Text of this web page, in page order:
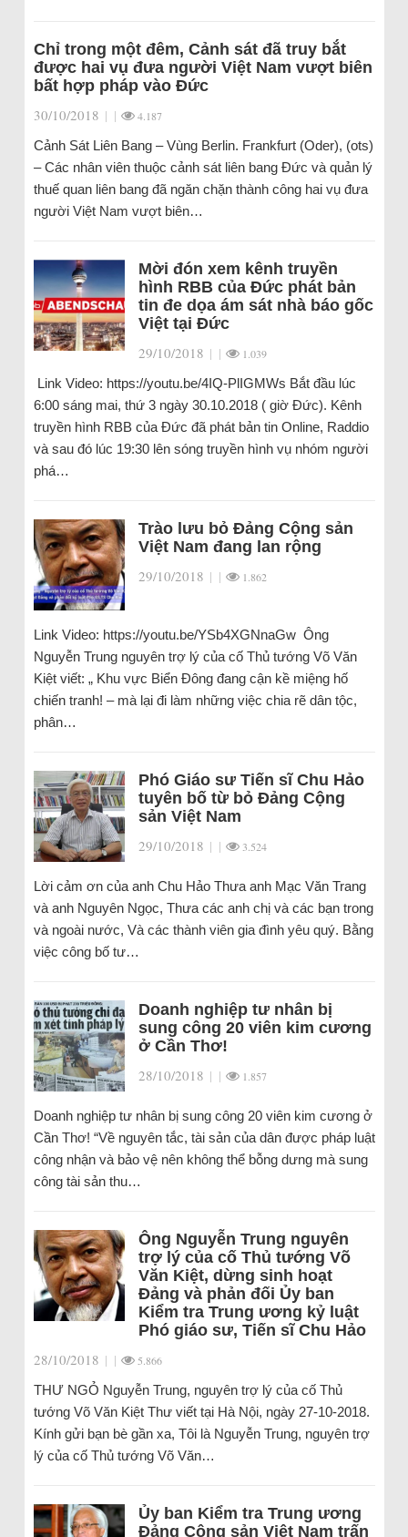
Chỉ trong một đêm, Cảnh sát đã truy bắt
được hai vụ đưa người Việt Nam vượt biên
bất hợp pháp vào Đức
30/10/2018 | | 4.187
Cảnh Sát Liên Bang – Vùng Berlin. Frankfurt (Oder), (ots)
– Các nhân viên thuộc cảnh sát liên bang Đức và quản lý
thuế quan liên bang đã ngăn chặn thành công hai vụ đưa
người Việt Nam vượt biên…
Mời đón xem kênh truyền
hình RBB của Đức phát bản
tin đe dọa ám sát nhà báo gốc
Việt tại Đức
29/10/2018 | | 1.039
Link Video: https://youtu.be/4IQ-PlIGMWs Bắt đầu lúc
6:00 sáng mai, thứ 3 ngày 30.10.2018 ( giờ Đức). Kênh
truyền hình RBB của Đức đã phát bản tin Online, Raddio
và sau đó lúc 19:30 lên sóng truyền hình vụ nhóm người
phá…
Trào lưu bỏ Đảng Cộng sản
Việt Nam đang lan rộng
29/10/2018 | | 1.862
Link Video: https://youtu.be/YSb4XGNnaGw Ông
Nguyễn Trung nguyên trợ lý của cố Thủ tướng Võ Văn
Kiệt viết: „ Khu vực Biển Đông đang cận kề miệng hố
chiến tranh! – mà lại đi làm những việc chia rẽ dân tộc,
phân…
Phó Giáo sư Tiến sĩ Chu Hảo
tuyên bố từ bỏ Đảng Cộng
sản Việt Nam
29/10/2018 | | 3.524
Lời cảm ơn của anh Chu Hảo Thưa anh Mạc Văn Trang
và anh Nguyên Ngọc, Thưa các anh chị và các bạn trong
và ngoài nước, Và các thành viên gia đình yêu quý. Bằng
việc công bố tư…
Doanh nghiệp tư nhân bị
sung công 20 viên kim cương
ở Cần Thơ!
28/10/2018 | | 1.857
Doanh nghiệp tư nhân bị sung công 20 viên kim cương ở
Cần Thơ! “Về nguyên tắc, tài sản của dân được pháp luật
công nhận và bảo vệ nên không thể bỗng dưng mà sung
công tài sản thu…
Ông Nguyễn Trung nguyên
trợ lý của cố Thủ tướng Võ
Văn Kiệt, dừng sinh hoạt
Đảng và phản đối Ủy ban
Kiểm tra Trung ương kỷ luật
Phó giáo sư, Tiến sĩ Chu Hảo
28/10/2018 | | 5.866
THƯ NGỎ Nguyễn Trung, nguyên trợ lý của cố Thủ
tướng Võ Văn Kiệt Thư viết tại Hà Nội, ngày 27-10-2018.
Kính gửi bạn bè gần xa, Tôi là Nguyễn Trung, nguyên trợ
lý của cố Thủ tướng Võ Văn…
Ủy ban Kiểm tra Trung ương
Đảng Cộng sản Việt Nam trấn